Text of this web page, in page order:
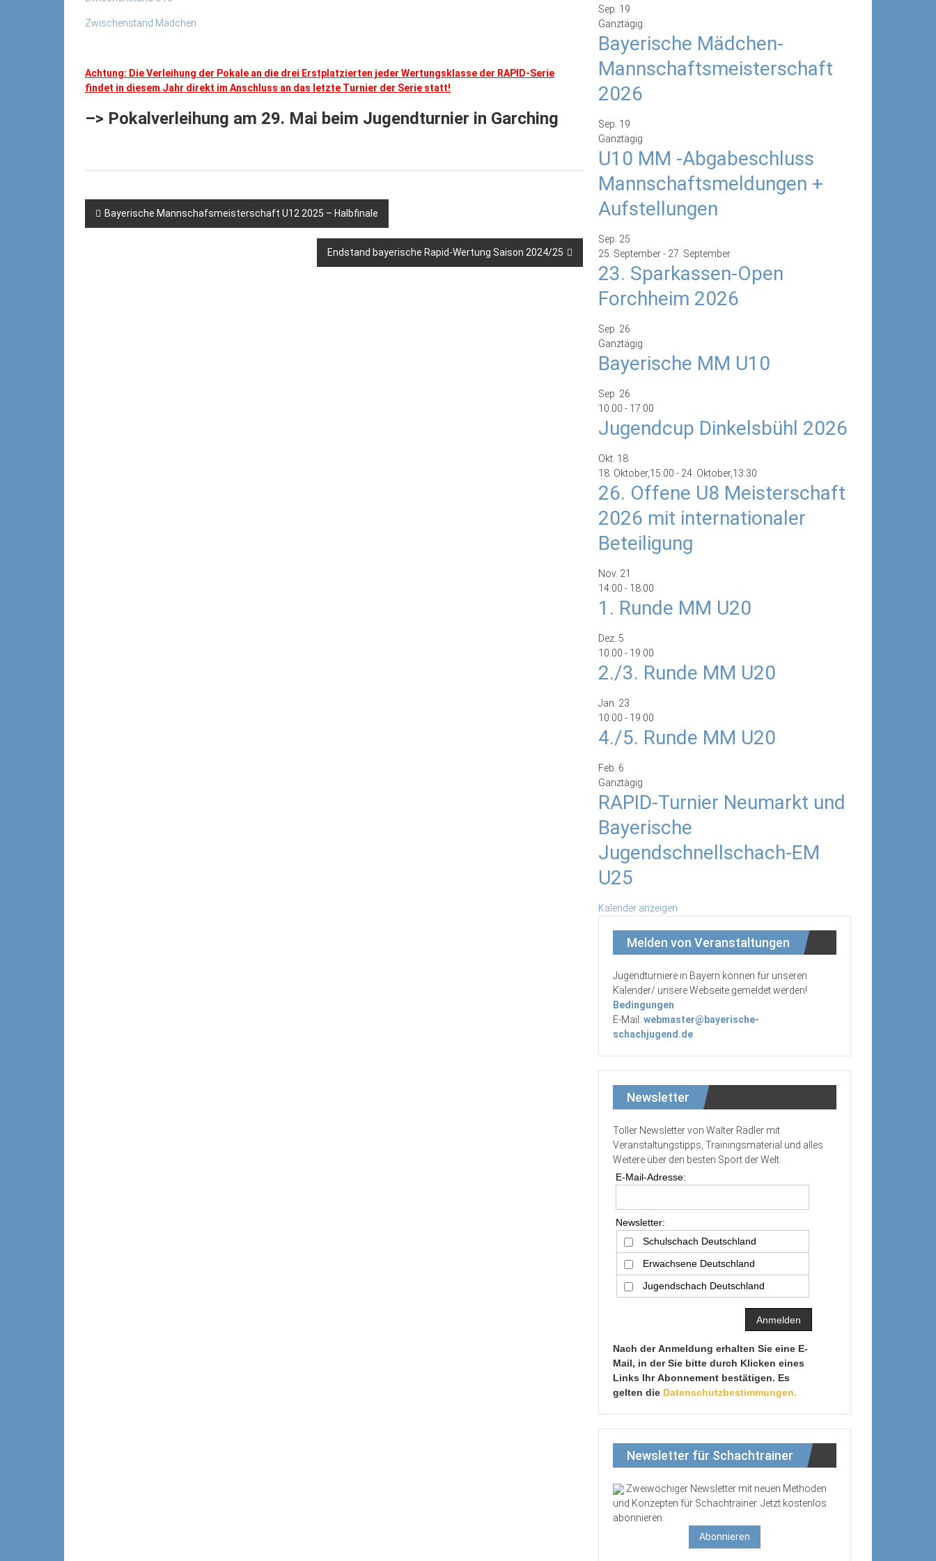
Zwischenstand Mädchen
Achtung: Die Verleihung der Pokale an die drei Erstplatzierten jeder Wertungsklasse der RAPID-Serie
findet in diesem Jahr direkt im Anschluss an das letzte Turnier der Serie statt!
–> Pokalverleihung am 29. Mai beim Jugendturnier in Garching
Beitragsnavigation
Bayerische Mannschafsmeisterschaft U12 2025 – Halbfinale
Endstand bayerische Rapid-Wertung Saison 2024/25
Sep. 19
Ganztägig
Bayerische Mädchen-
Mannschaftsmeisterschaft
2026
Sep. 19
Ganztägig
U10 MM -Abgabeschluss
Mannschaftsmeldungen +
Aufstellungen
Sep. 25
25. September- 27. September
23. Sparkassen-Open
Forchheim 2026
Sep. 26
Ganztägig
Bayerische MM U10
Sep. 26
10:00 - 17:00
Jugendcup Dinkelsbühl 2026
Okt. 18
18. Oktober,15:00 - 24. Oktober,13:30
26. Offene U8 Meisterschaft
2026 mit internationaler
Beteiligung
Nov. 21
14:00 - 18:00
1. Runde MM U20
Dez. 5
10:00 - 19:00
2./3. Runde MM U20
Jan. 23
10:00 - 19:00
4./5. Runde MM U20
Feb. 6
Ganztägig
RAPID-Turnier Neumarkt und
Bayerische
Jugendschnellschach-EM
U25
Kalender anzeigen
Melden von Veranstaltungen
Jugendturniere in Bayern können für unseren
Kalender/ unsere Webseite gemeldet werden!
Bedingungen
E-Mail: webmaster@bayerische-
schachjugend.de
Newsletter
Toller Newsletter von Walter Rädler mit
Veranstaltungstipps, Trainingsmaterial und alles
Weitere über den besten Sport der Welt.
E-Mail-Adresse:
Newsletter:
Schulschach Deutschland
Erwachsene Deutschland
Jugendschach Deutschland
Nach der Anmeldung erhalten Sie eine E-
Mail, in der Sie bitte durch Klicken eines
Links Ihr Abonnement bestätigen. Es
gelten die Datenschutzbestimmungen.
Newsletter für Schachtrainer
Zweiwöchiger Newsletter mit neuen Methoden
und Konzepten für Schachtrainer. Jetzt kostenlos
abonnieren.
Abonnieren